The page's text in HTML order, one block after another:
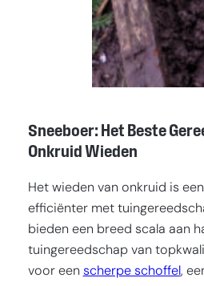
Sneeboer: Het Beste
Onkruid Wieden
Het wieden van onkruid is
efficiënter met
bieden een breed scala aan
tuingereedschap van
voor een scherpe schoffel,